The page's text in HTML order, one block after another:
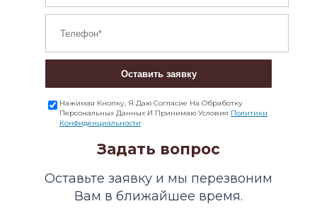
Оставить заявку
Нажимая Кнопку, Я Даю Согласие На Обработку
Персональных Данных И Принимаю Условия Политики
Конфиденциальности
Задать вопрос
Оставьте заявку и мы перезвоним
Вам в ближайшее время.